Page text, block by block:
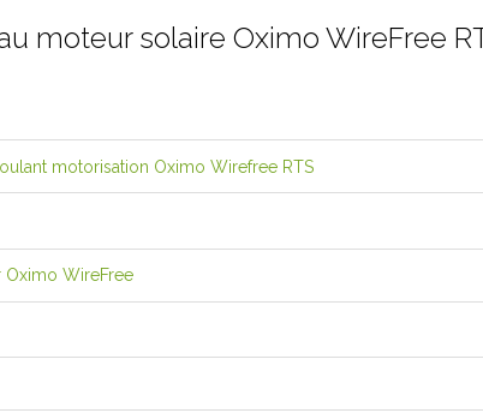
moteur solaire Oximo WireFree
motorisation Oximo Wirefree RTS
Oximo WireFree